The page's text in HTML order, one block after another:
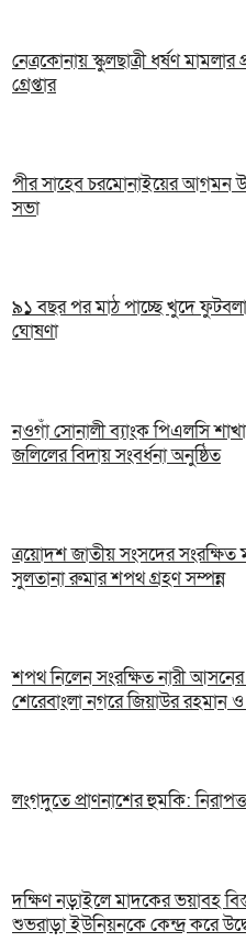
নেত্রকোনায় স্কুলছাত্রী ধর্ষণ
গ্রেপ্তার
পীর সাহেব চরমোনাইয়ের আগমন
সভা
৯১ বছর পর মাঠ পাচ্ছে খুদে
ঘোষণা
নওগাঁ সোনালী ব্যাংক পিএলসি
জলিলের বিদায় সংবর্ধনা অনুষ্ঠিত
ত্রয়োদশ জাতীয় সংসদের
সুলতানা রুমার শপথ গ্রহণ সম্পন্ন
শপথ নিলেন সংরক্ষিত নারী
শেরেবাংলা নগরে জিয়াউর রহমান
লংগদুতে প্রাণনাশের হুমকি:
দক্ষিণ নড়াইলে মাদকের ভয়াবহ
শুভরাড়া ইউনিয়নকে কেন্দ্র করে